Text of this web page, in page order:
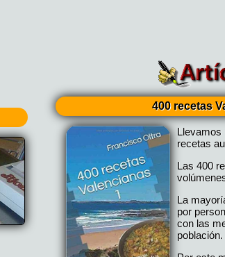
400 recetas
Llevamos
recetas
Las 400
La
por
con las
población.